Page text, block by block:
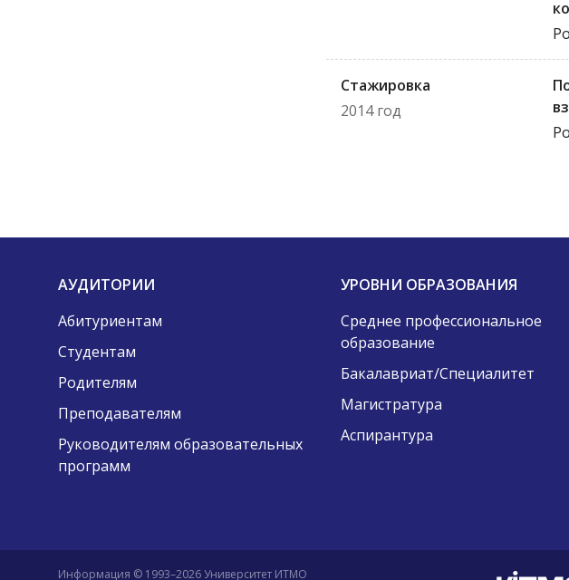
Стажировка
2014 год
АУДИТОРИИ
Абитуриентам
Студентам
Родителям
Преподавателям
Руководителям образовательных
программ
УРОВНИ ОБРАЗОВАНИЯ
Среднее профессиональное
образование
Бакалавриат/Специалитет
Магистратура
Аспирантура
Информация © 1993–2026 Университет ИТМО